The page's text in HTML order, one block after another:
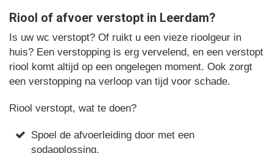
Riool of afvoer verstopt in Leerdam?
Is uw wc verstopt? Of ruikt u een vieze rioolgeur in
huis? Een verstopping is erg vervelend, en een verstopt
riool komt altijd op een ongelegen moment. Ook zorgt
een verstopping na verloop van tijd voor schade.
Riool verstopt, wat te doen?
Spoel de afvoerleiding door met een
sodaoplossing.